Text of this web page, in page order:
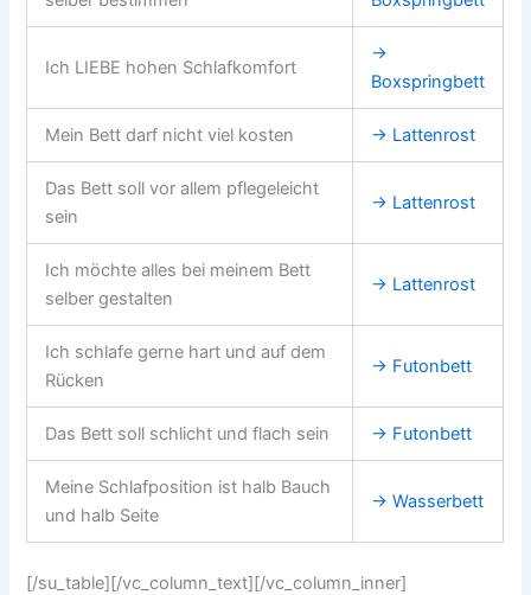
Ich LIEBE hohen Schlafkomfort
→
Boxspringbett
Mein Bett darf nicht viel kosten → Lattenrost
Das Bett soll vor allem pflegeleicht
sein
→ Lattenrost
Ich möchte alles bei meinem Bett
selber gestalten
→ Lattenrost
Ich schlafe gerne hart und auf dem
Rücken
→ Futonbett
Das Bett soll schlicht und flach sein → Futonbett
Meine Schlafposition ist halb Bauch
und halb Seite
→ Wasserbett
[/su_table][/vc_column_text][/vc_column_inner]